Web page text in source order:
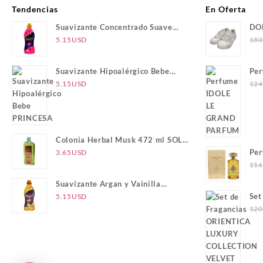
Tendencias
Suavizante Concentrado Suave
Placer PRINCESA
5.15 USD
Suavizante Hipoalérgico Bebe
PRINCESA
5.15 USD
Colonia Herbal Musk 472 ml SOL
DE ORO
3.65 USD
Suavizante Argan y Vainilla
PRINCESA
5.15 USD
En Oferta